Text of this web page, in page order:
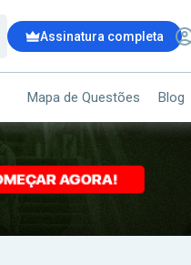
Assinatura completa
DE COMPRAS
(00)
Ops!
Seu carrinho ainda está vazio.
Mapa de Questões Blog